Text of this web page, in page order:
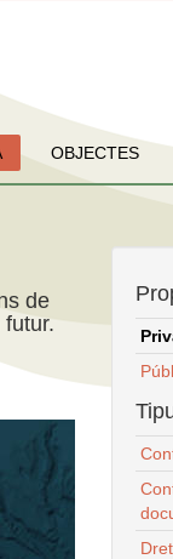
OBJECTES
de